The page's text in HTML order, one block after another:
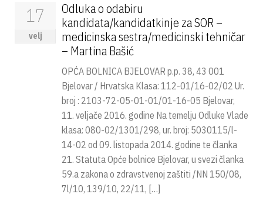
17
velj
Odluka o odabiru
kandidata/kandidatkinje za SOR –
medicinska sestra/medicinski tehničar
– Martina Bašić
OPĆA BOLNICA BJELOVAR p.p. 38, 43 001
Bjelovar / Hrvatska Klasa: 112-01/16-02/02 Ur.
broj : 2103-72-05-01-01/01-16-05 Bjelovar,
11. veljače 2016. godine Na temelju Odluke Vlade
klasa: 080-02/1301/298, ur. broj: 5030115/l-
14-02 od 09. listopada 2014. godine te članka
21. Statuta Opće bolnice Bjelovar, u svezi članka
59.a zakona o zdravstvenoj zaštiti /NN 150/08,
7l/10, 139/10, 22/11, […]